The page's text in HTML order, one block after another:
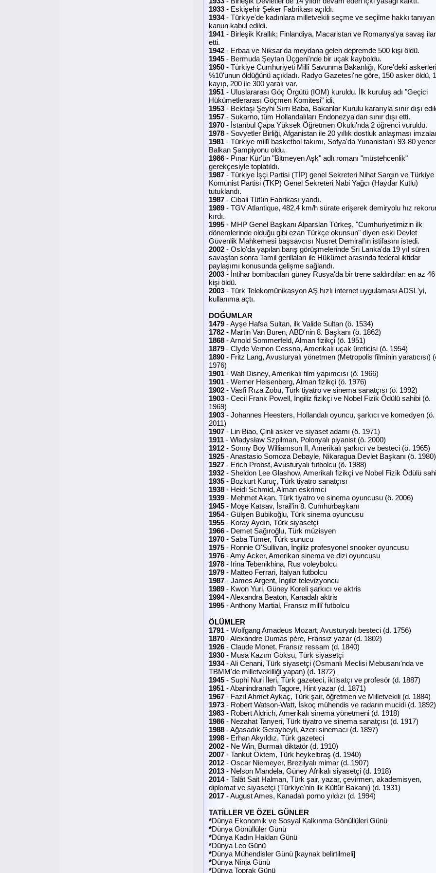
1933 - Eskişehir Şeker Fabrikası açıldı.
1934- Türkiye'de kadınlara milletvekili seçme ve seçilme hakkı tanıyan
kanun kabul edildi.
1941 - Birleşik Krallık; Finlandiya, Macaristan ve Romanya'ya savaş
etti.
1942 - Erbaa ve Niksar'da meydana gelen depremde 500 kişi öldü.
1945 - Bermuda Şeytan Üçgeni'nde bir uçak kayboldu.
1950 - Türkiye Cumhuriyeti Millî Savunma Bakanlığı, Kore'deki
%10'unun öldüğünü açıkladı. Radyo Gazetesi'ne göre, 150 asker öldü,
kayıp, 200 ile 300 yaralı var.
1951 - Uluslararası Göç Örgütü (IOM) kuruldu. İlk kuruluş adı "Geçici
Hükümetlerarası Göçmen Komitesi" idi.
1953 - Bektaşi Şeyhi Sırrı Baba, Bakanlar Kurulu kararıyla sınır dışı
1957 - Sukarno, tüm Hollandalıları Endonezya'dan sınır dışı etti.
1970 - İstanbul Çapa Yüksek Öğretmen Okulu'nda 2 öğrenci vuruldu.
1978 - Sovyetler Birliği, Afganistan ile 20 yıllık dostluk anlaşması
1981 - Türkiye millî basketbol takımı, Sofya'da Yunanistan'ı 93-80
Balkan Şampiyonu oldu.
1986 - Pınar Kür'ün "Bitmeyen Aşk" adlı romanı "müstehcenlik"
gerekçesiyle toplatıldı.
1987 - Türkiye İşçi Partisi (TİP) genel Sekreteri Nihat Sargın ve Türkiye
Komünist Partisi (TKP) Genel Sekreteri Nabi Yağcı (Haydar Kutlu)
tutuklandı.
1987 - Cibali Tütün Fabrikası yandı.
1989 - TGV Atlantique, 482,4 km/h sürate erişerek demiryolu hız
kırdı.
1995 - MHP Genel Başkanı Alparslan Türkeş, "Cumhuriyetimizin ilk
dönemlerinde olduğu gibi ezan Türkçe okunsun" diyen eski Devlet
Güvenlik Mahkemesi başsavcısı Nusret Demiral'ın istifasını istedi.
2002 - Oslo'da yapılan barış görüşmelerinde Sri Lanka'da 19 yıl süren
savaştan sonra Tamil gerillaları ile Hükümet arasında federal iktidar
paylaşımı konusunda gelişme sağlandı.
2003 - İntihar bombacıları güney Rusya'da bir trene saldırdılar: en az 46
kişi öldü.
2003 - Türk Telekomünikasyon AŞ hızlı internet uygulaması ADSL'yi,
kullanıma açtı.
DOĞUMLAR
1479 - Ayşe Hafsa Sultan, ilk Valide Sultan (ö. 1534)
1782 - Martin Van Buren, ABD'nin 8. Başkanı (ö. 1862)
1868 - Arnold Sommerfeld, Alman fizikçi (ö. 1951)
1879 - Clyde Vernon Cessna, Amerikalı uçak üreticisi (ö. 1954)
1890 - Fritz Lang, Avusturyalı yönetmen (Metropolis filminin yaratıcısı)
1976)
1901 - Walt Disney, Amerikalı film yapımcısı (ö. 1966)
1901 - Werner Heisenberg, Alman fizikçi (ö. 1976)
1902 - Vasfi Rıza Zobu, Türk tiyatro ve sinema sanatçısı (ö. 1992)
1903 - Cecil Frank Powell, İngiliz fizikçi ve Nobel Fizik Ödülü sahibi (ö.
1969)
1903 - Johannes Heesters, Hollandalı oyuncu, şarkıcı ve komedyen (ö.
2011)
1907 - Lin Biao, Çinli asker ve siyaset adamı (ö. 1971)
1911 - Władysław Szpilman, Polonyalı piyanist (ö. 2000)
1912 - Sonny Boy Williamson II, Amerikalı şarkıcı ve besteci (ö. 1965)
1925 - Anastasio Somoza Debayle, Nikaragua Devlet Başkanı (ö. 1980)
1927 - Erich Probst, Avusturyalı futbolcu (ö. 1988)
1932 - Sheldon Lee Glashow, Amerikalı fizikçi ve Nobel Fizik Ödülü
1935 - Bozkurt Kuruç, Türk tiyatro sanatçısı
1938 - Heidi Schmid, Alman eskrimci
1939 - Mehmet Akan, Türk tiyatro ve sinema oyuncusu (ö. 2006)
1945 - Moşe Katsav, İsrail'in 8. Cumhurbaşkanı
1954- Gülşen Bubikoğlu, Türk sinema oyuncusu
1955 - Koray Aydın, Türk siyasetçi
1966 - Demet Sağıroğlu, Türk müzisyen
1970 - Saba Tümer, Türk sunucu
1975 - Ronnie O'Sullivan, İngiliz profesyonel snooker oyuncusu
1976 - Amy Acker, Amerikan sinema ve dizi oyuncusu
1978 - Irina Tebenikhina, Rus voleybolcu
1979 - Matteo Ferrari, İtalyan futbolcu
1987 - James Argent, İngiliz televizyoncu
1989 - Kwon Yuri, Güney Koreli şarkıcı ve aktris
1994- Alexandra Beaton, Kanadalı aktris
1995 - Anthony Martial, Fransız millî futbolcu
ÖLÜMLER
1791 - Wolfgang Amadeus Mozart, Avusturyalı besteci (d. 1756)
1870 - Alexandre Dumas père, Fransız yazar (d. 1802)
1926 - Claude Monet, Fransız ressam (d. 1840)
1930 - Musa Kazım Göksu, Türk siyasetçi
1934- Ali Cenani, Türk siyasetçi (Osmanlı Meclisi Mebusanı'nda ve
TBMM'de milletvekilliği yapan) (d. 1872)
1945 - Suphi Nuri İleri, Türk gazeteci, iktisatçı ve profesör (d. 1887)
1951 - Abanindranath Tagore, Hint yazar (d. 1871)
1967 - Fazıl Ahmet Aykaç, Türk şair, öğretmen ve Milletvekili (d. 1884)
1973 - Robert Watson-Watt, İskoç mühendis ve radarın mucidi (d. 1892)
1983 - Robert Aldrich, Amerikalı sinema yönetmeni (d. 1918)
1986 - Nezahat Tanyeri, Türk tiyatro ve sinema sanatçısı (d. 1917)
1988 - Ağasadık Geraybeyli, Azeri sinemacı (d. 1897)
1998 - Erhan Akyıldız, Türk gazeteci
2002 - Ne Win, Burmalı diktatör (d. 1910)
2007 - Tankut Öktem, Türk heykeltıraş (d. 1940)
2012 - Oscar Niemeyer, Brezilyalı mimar (d. 1907)
2013 - Nelson Mandela, Güney Afrikalı siyasetçi (d. 1918)
2014- Talât Sait Halman, Türk şair, yazar, çevirmen, akademisyen,
diplomat ve siyasetçi (Türkiye'nin ilk Kültür Bakanı) (d. 1931)
2017 - August Ames, Kanadalı porno yıldızı (d. 1994)
TATİLLER VE ÖZEL GÜNLER
*Dünya Ekonomik ve Sosyal Kalkınma Gönüllüleri Günü
*Dünya Gönüllüler Günü
*Dünya Kadın Hakları Günü
*Dünya Leo Günü
*Dünya Mühendisler Günü [kaynak belirtilmeli]
*Dünya Ninja Günü
*Dünya Toprak Günü